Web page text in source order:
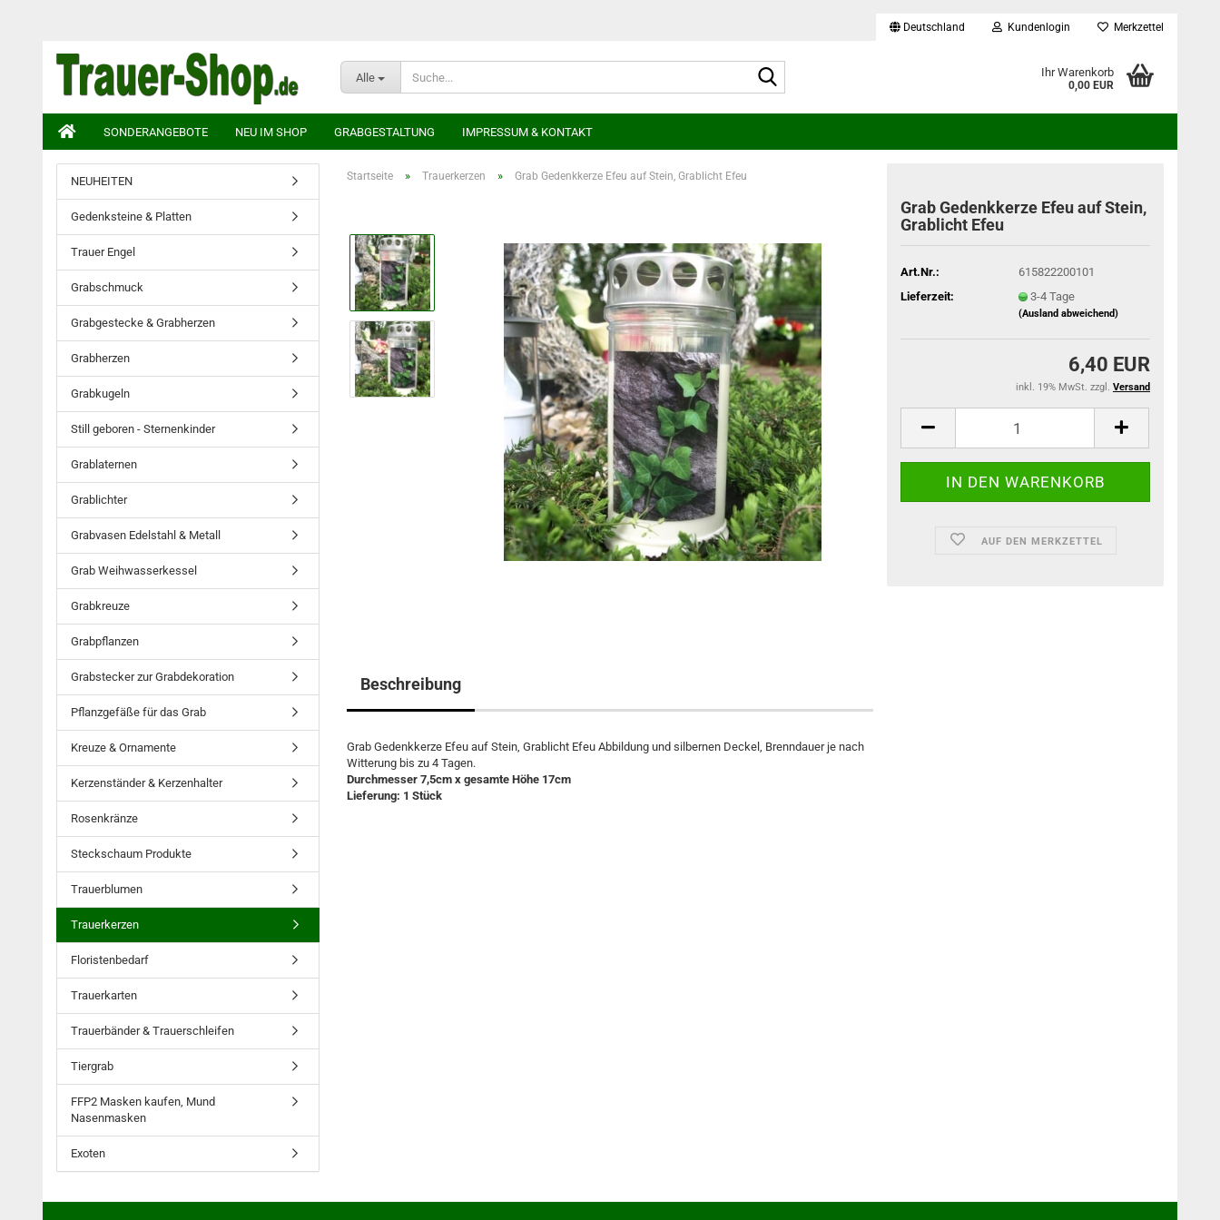
Deutschland Kundenlogin Merkzettel
Alle Ihr Warenkorb
0,00 EUR
SONDERANGEBOTE NEU IM SHOP GRABGESTALTUNG IMPRESSUM & KONTAKT
Startseite » Trauerkerzen » Grab Gedenkkerze Efeu auf Stein, Grablicht Efeu
Grab Gedenkkerze Efeu auf Stein,
Grablicht Efeu
Art.Nr.:
615822200101
Lieferzeit:
3-4 Tage
(Ausland abweichend)
6,40 EUR
inkl. 19% MwSt. zzgl. Versand
AUF DEN MERKZETTEL
Beschreibung
Grab Gedenkkerze Efeu auf Stein, Grablicht Efeu Abbildung und silbernen Deckel, Brenndauer je nach
Witterung bis zu 4 Tagen.
Durchmesser 7,5cm x gesamte Höhe 17cm
Lieferung: 1 Stück
NEUHEITEN
Gedenksteine & Platten
Trauer Engel
Grabschmuck
Grabgestecke & Grabherzen
Grabherzen
Grabkugeln
Still geboren - Sternenkinder
Grablaternen
Grablichter
Grabvasen Edelstahl & Metall
Grab Weihwasserkessel
Grabkreuze
Grabpflanzen
Grabstecker zur Grabdekoration
Pflanzgefäße für das Grab
Kreuze & Ornamente
Kerzenständer & Kerzenhalter
Rosenkränze
Steckschaum Produkte
Trauerblumen
Trauerkerzen
Floristenbedarf
Trauerkarten
Trauerbänder & Trauerschleifen
Tiergrab
FFP2 Masken kaufen, Mund
Nasenmasken
Exoten